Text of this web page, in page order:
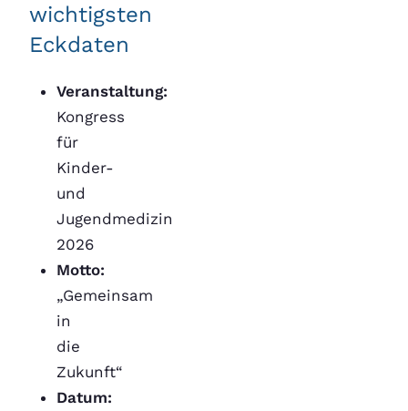
wichtigsten
Eckdaten
Veranstaltung:
Kongress
für
Kinder-
und
Jugendmedizin
2026
Motto:
„Gemeinsam
in
die
Zukunft“
Datum: